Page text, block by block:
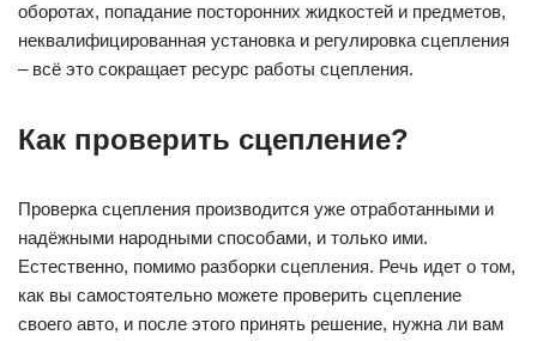
оборотах, попадание посторонних жидкостей и предметов,
неквалифицированная установка и регулировка сцепления
– всё это сокращает ресурс работы сцепления.
Как проверить сцепление?
Проверка сцепления производится уже отработанными и
надёжными народными способами, и только ими.
Естественно, помимо разборки сцепления. Речь идет о том,
как вы самостоятельно можете проверить сцепление
своего авто, и после этого принять решение, нужна ли вам